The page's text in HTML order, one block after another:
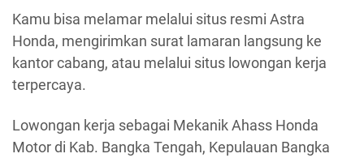
Kamu bisa melamar melalui situs resmi Astra
Honda, mengirimkan surat lamaran langsung ke
kantor cabang, atau melalui situs lowongan kerja
terpercaya.
Lowongan kerja sebagai Mekanik Ahass Honda
Motor di Kab. Bangka Tengah, Kepulauan Bangka